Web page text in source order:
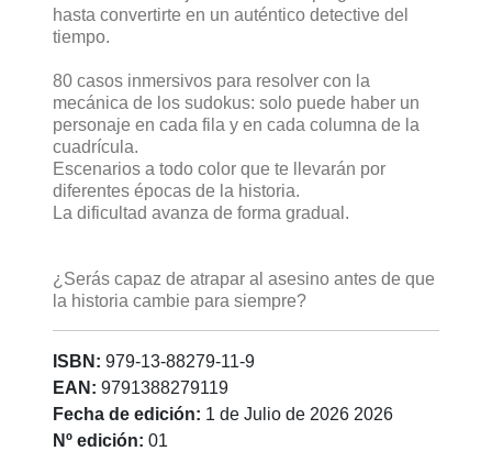
hasta convertirte en un auténtico detective del
tiempo.
80 casos inmersivos para resolver con la
mecánica de los sudokus: solo puede haber un
personaje en cada fila y en cada columna de la
cuadrícula.
Escenarios a todo color que te llevarán por
diferentes épocas de la historia.
La dificultad avanza de forma gradual.
¿Serás capaz de atrapar al asesino antes de que
la historia cambie para siempre?
ISBN: 979-13-88279-11-9
EAN: 9791388279119
Fecha de edición: 1 de Julio de 2026 2026
Nº edición: 01